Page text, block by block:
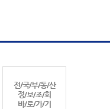
전/국/부/동/산
정/보/조/회
바/로/가/기